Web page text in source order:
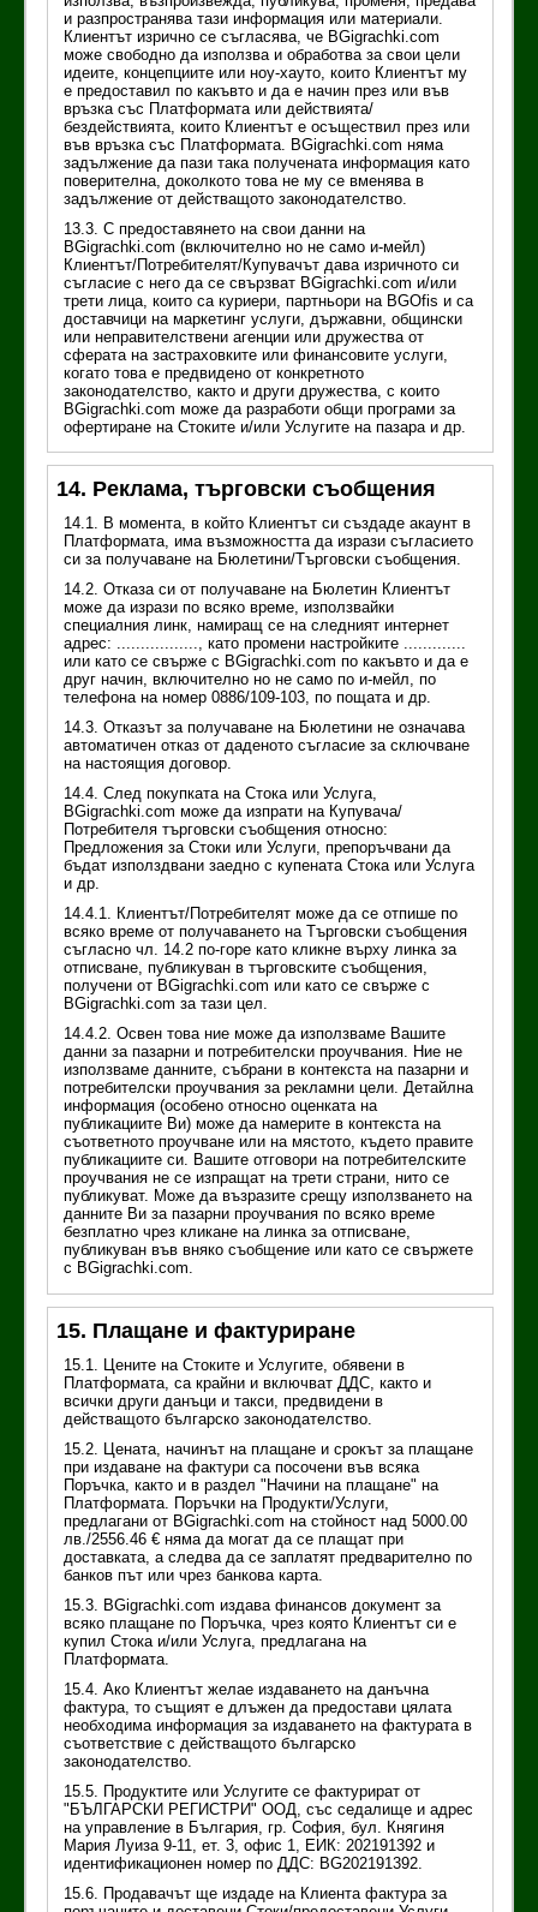
и разпространява тази информация или материали.
Клиентът изрично се съгласява, че BGigrachki.com
може свободно да използва и обработва за свои цели
идеите, концепциите или ноу-хауто, които Клиентът му
е предоставил по какъвто и да е начин през или във
връзка със Платформата или действията/
бездействията, които Клиентът е осъществил през или
във връзка със Платформата. BGigrachki.com няма
задължение да пази така получената информация като
поверителна, доколкото това не му се вменява в
задължение от действащото законодателство.
13.3. С предоставянето на свои данни на
BGigrachki.com (включително но не само и-мейл)
Клиентът/Потребителят/Купувачът дава изричното си
съгласие с него да се свързват BGigrachki.com и/или
трети лица, които са куриери, партньори на BGOfis и са
доставчици на маркетинг услуги, държавни, общински
или неправителствени агенции или дружества от
сферата на застраховките или финансовите услуги,
когато това е предвидено от конкретното
законодателство, както и други дружества, с които
BGigrachki.com може да разработи общи програми за
офертиране на Стоките и/или Услугите на пазара и др.
14. Реклама, търговски съобщения
14.1. В момента, в който Клиентът си създаде акаунт в
Платформата, има възможността да изрази съгласието
си за получаване на Бюлетини/Търговски съобщения.
14.2. Отказа си от получаване на Бюлетин Клиентът
може да изрази по всяко време, използвайки
специалния линк, намиращ се на следният интернет
адрес: ................., като промени настройките .............
или като се свърже с BGigrachki.com по какъвто и да е
друг начин, включително но не само по и-мейл, по
телефона на номер 0886/109-103, по пощата и др.
14.3. Отказът за получаване на Бюлетини не означава
автоматичен отказ от даденото съгласие за сключване
на настоящия договор.
14.4. След покупката на Стока или Услуга,
BGigrachki.com може да изпрати на Купувача/
Потребителя търговски съобщения относно:
Предложения за Стоки или Услуги, препоръчвани да
бъдат използдвани заедно с купената Стока или Услуга
и др.
14.4.1. Клиентът/Потребителят може да се отпише по
всяко време от получаването на Търговски съобщения
съгласно чл. 14.2 по-горе като кликне върху линка за
отписване, публикуван в търговските съобщения,
получени от BGigrachki.com или като се свърже с
BGigrachki.com за тази цел.
14.4.2. Освен това ние може да използваме Вашите
данни за пазарни и потребителски проучвания. Ние не
използваме данните, събрани в контекста на пазарни и
потребителски проучвания за рекламни цели. Детайлна
информация (особено относно оценката на
публикациите Ви) може да намерите в контекста на
съответното проучване или на мястото, където правите
публикациите си. Вашите отговори на потребителските
проучвания не се изпращат на трети страни, нито се
публикуват. Може да възразите срещу използването на
данните Ви за пазарни проучвания по всяко време
безплатно чрез кликане на линка за отписване,
публикуван във вняко съобщение или като се свържете
с BGigrachki.com.
15. Плащане и фактуриране
15.1. Цените на Стоките и Услугите, обявени в
Платформата, са крайни и включват ДДС, както и
всички други данъци и такси, предвидени в
действащото българско законодателство.
15.2. Цената, начинът на плащане и срокът за плащане
при издаване на фактури са посочени във всяка
Поръчка, както и в раздел "Начини на плащане" на
Платформата. Поръчки на Продукти/Услуги,
предлагани от BGigrachki.com на стойност над 5000.00
лв./2556.46 € няма да могат да се плащат при
доставката, а следва да се заплатят предварително по
банков път или чрез банкова карта.
15.3. BGigrachki.com издава финансов документ за
всяко плащане по Поръчка, чрез която Клиентът си е
купил Стока и/или Услуга, предлагана на
Платформата.
15.4. Ако Клиентът желае издаването на данъчна
фактура, то същият е длъжен да предостави цялата
необходима информация за издаването на фактурата в
съответствие с действащото българско
законодателство.
15.5. Продуктите или Услугите се фактурират от
"БЪЛГАРСКИ РЕГИСТРИ" ООД, със седалище и адрес
на управление в България, гр. София, бул. Княгиня
Мария Луиза 9-11, ет. 3, офис 1, ЕИК: 202191392 и
идентификационен номер по ДДС: BG202191392.
15.6. Продавачът ще издаде на Клиента фактура за